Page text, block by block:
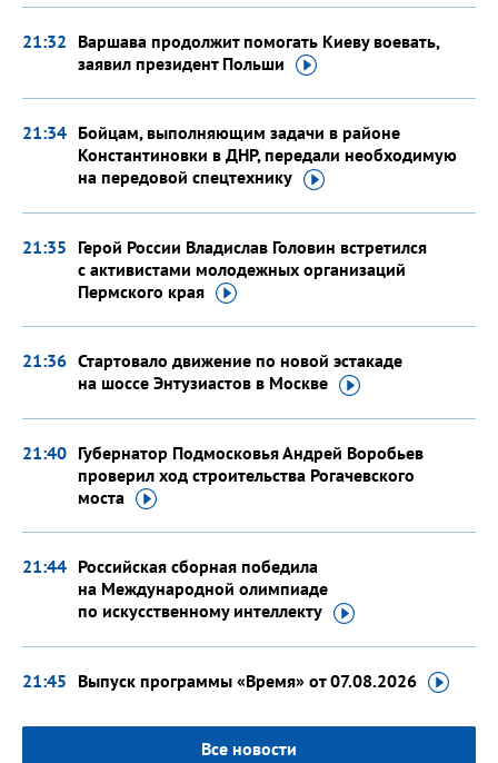
21:32 Варшава продолжит помогать Киеву воевать,
заявил президент Польши
21:34 Бойцам, выполняющим задачи в районе
Константиновки в ДНР, передали необходимую
на передовой спецтехнику
21:35 Герой России Владислав Головин встретился
с активистами молодежных организаций
Пермского края
21:36 Стартовало движение по новой эстакаде
на шоссе Энтузиастов в Москве
21:40 Губернатор Подмосковья Андрей Воробьев
проверил ход строительства Рогачевского
моста
21:44 Российская сборная победила
на Международной олимпиаде
по искусственномуинтеллекту
21:45 Выпуск программы «Время» от 07.08.2026
Все новости